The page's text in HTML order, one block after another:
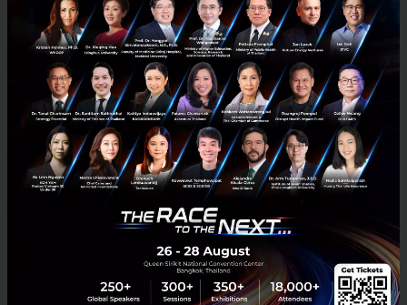
ท่ามกลางภาวะเศรษฐกิจกำลังฟื้นตัว
CHG ร่วมยกระดับโครงสร้างระบบสาธารณสุข ให้มีผู้ป่วยเป็น
ศูนย์กลางมากขึ้น
นพ.กำพล พลัสสินทร์ ประธานกรรมการบริหาร กลุ่ม
โรงพยาบาลจุฬารัตน์ (CHG)กล่าวว่า ด้วยแนวคิดและ
ทิศทางธุรกิจของ ARINCARE ที่สอดรับกับวิสัยทัศน์ของทาง
CHG ทำให้เล็งเห็นถึงโอกาสของการต่อยอดธุรกิจ ที่มุ่งไป
ในทิศทางเดียวกัน ในการร่วมสนับสนุนธุรกิจด้านการดูแล
สุขภาพให้เข้าถึงในระดับชุมชน ต่อยอดการเติบโตระบบ